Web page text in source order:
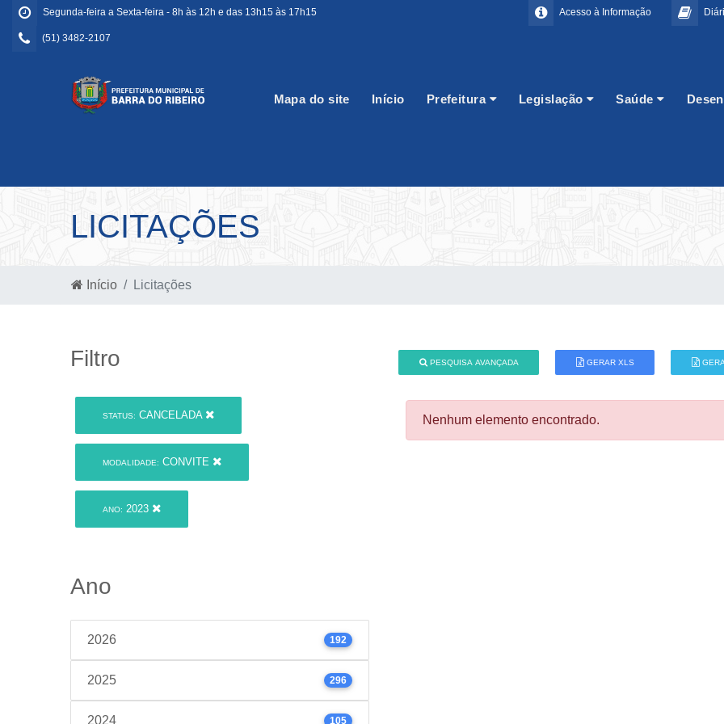
Segunda-feira a Sexta-feira - 8h às 12h e das 13h15 às 17h15
(51) 3482-2107
Acesso à Informação
Mapa do site Início Prefeitura Legislação Saúde
LICITAÇÕES
Início Licitações
Filtro
STATUS: CANCELADA
MODALIDADE: CONVITE
ANO: 2023
Ano
2026 192
2025 296
2024 105
PESQUISA AVANÇADA GERAR XLS
Nenhum elemento encontrado.